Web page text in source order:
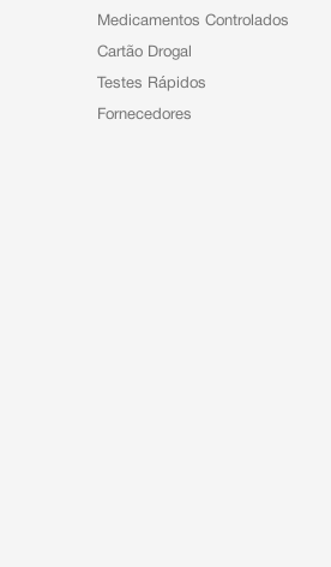
Medicamentos Controlados
Cartão Drogal
Testes Rápidos
Fornecedores